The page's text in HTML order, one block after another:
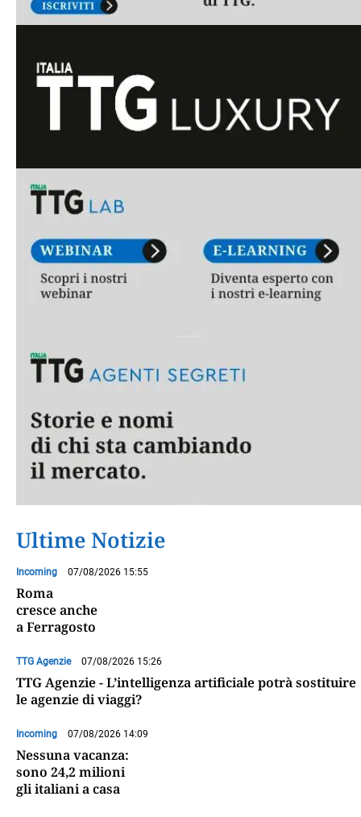
Ultime Notizie
Incoming 07/08/2026 15:55
Roma
cresce anche
a Ferragosto
TTG Agenzie 07/08/2026 15:26
TTG Agenzie - L’intelligenza artificiale potrà sostituire
le agenzie di viaggi?
Incoming 07/08/2026 14:09
Nessuna vacanza:
sono 24,2 milioni
gli italiani a casa